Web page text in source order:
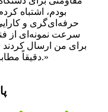
بودم، اشتباه
حرفه‌ای‌گری و
سرعت نمونه‌ای از
برای من ارسال
دقیقاً مطابق با نیازهای من خواهد بود.»